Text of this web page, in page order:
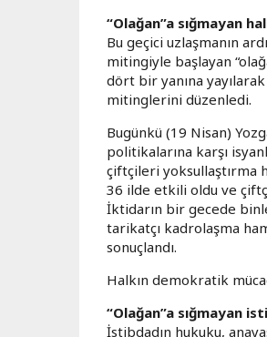
“Olağan”a sığmayan
Bu geçici uzlaşmanın
mitingiyle başlayan
dört bir yanına
mitinglerini düzenledi.
Bugünkü (19 Nisan)
politikalarına karşı
çiftçileri yoksullaştırma
36 ilde etkili oldu ve
İktidarın bir gecede
tarikatçı kadrolaşma
sonuçlandı.
Halkın demokratik
“Olağan”a sığmayan
İstibdadın hukuku,